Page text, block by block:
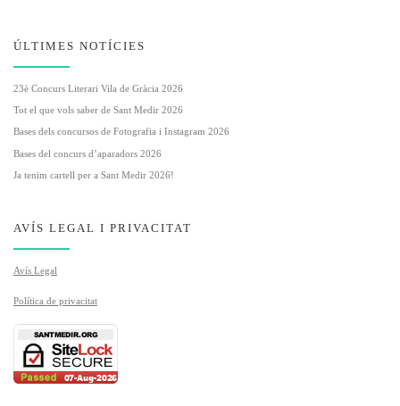
ÚLTIMES NOTÍCIES
23è Concurs Literari Vila de Gràcia 2026
Tot el que vols saber de Sant Medir 2026
Bases dels concursos de Fotografia i Instagram 2026
Bases del concurs d’aparadors 2026
Ja tenim cartell per a Sant Medir 2026!
AVÍS LEGAL I PRIVACITAT
Avís Legal
Política de privacitat